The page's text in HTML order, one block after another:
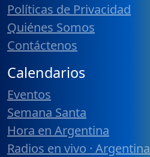
Políticas de Privacidad
Quiénes Somos
Contáctenos
Calendarios
Eventos
Semana Santa
Hora en Argentina
Radios en vivo · Argentina